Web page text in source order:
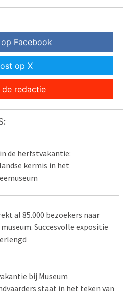
Facebook
op X
de redactie
de herfstvakantie:
kermis in het
al 85.000 bezoekers naar
Succesvolle expositie
bij Museum
staat in het teken van